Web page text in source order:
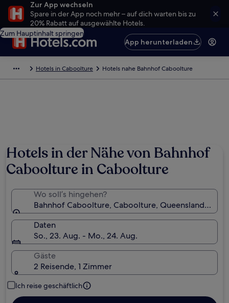
Zur App wechseln
Spare in der App noch mehr – auf dich warten bis zu
20% Rabatt auf ausgewählte Hotels.
Zum Hauptinhalt springen
App herunterladen
Hotels in Caboolture Hotels nahe Bahnhof Caboolture
Hotels in der Nähe von Bahnhof
Caboolture in Caboolture
Wo soll’s hingehen?
Bahnhof Caboolture, Caboolture, Queensland,
Daten
So., 23. Aug. - Mo., 24. Aug.
Gäste
2 Reisende, 1 Zimmer
Ich reise geschäftlich